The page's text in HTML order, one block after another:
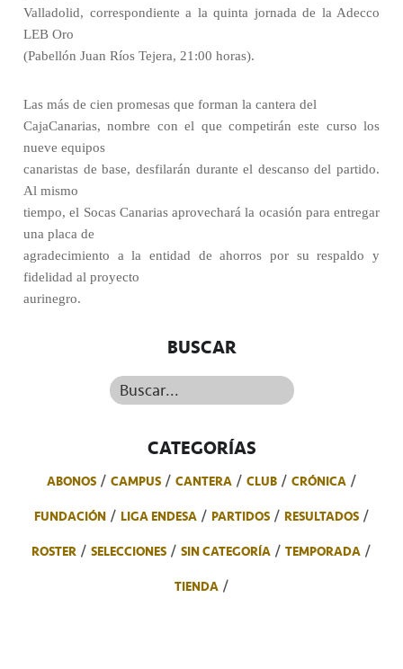
Valladolid, correspondiente a la quinta jornada de la Adecco
LEB Oro
(Pabellón Juan Ríos Tejera, 21:00 horas).
Las más de cien promesas que forman la cantera del
CajaCanarias, nombre con el que competirán este curso los
nueve equipos
canaristas de base, desfilarán durante el descanso del partido.
Al mismo
tiempo, el Socas Canarias aprovechará la ocasión para entregar
una placa de
agradecimiento a la entidad de ahorros por su respaldo y
fidelidad al proyecto
aurinegro.
BUSCAR
Buscar...
CATEGORÍAS
ABONOS CAMPUS CANTERA CLUB
CRÓNICA
FUNDACIÓN
LIGA ENDESA PARTIDOS
RESULTADOS
ROSTER
SELECCIONES SIN CATEGORÍA
TEMPORADA
TIENDA